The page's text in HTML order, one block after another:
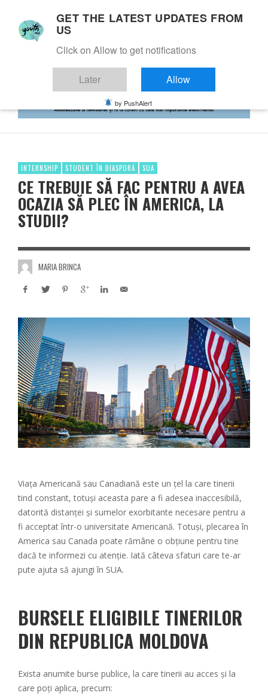
INTERNSHIP STUDENT ÎN DIASPORĂ SUA
CE TREBUIE SĂ FAC PENTRU A AVEA
OCAZIA SĂ PLEC ÎN AMERICA, LA
STUDII?
MARIA BRINCA
Viața Americană sau Canadiană este un țel la care tinerii
tind constant, totuși aceasta pare a fi adesea inaccesibilă,
datorită distanței și sumelor exorbitante necesare pentru a
fi acceptat într-o universitate Americană. Totuși, plecarea în
America sau Canada poate rămâne o obțiune pentru tine
dacă te informezi cu atenție. Iată câteva sfaturi care te-ar
pute ajuta să ajungi în SUA.
BURSELE ELIGIBILE TINERILOR
DIN REPUBLICA MOLDOVA
Exista anumite burse publice, la care tinerii au acces și la
care poți aplica, precum:
GET THE LATEST UPDATES FROM
US
Click on Allow to get notifications
Later Allow
by PushAlert